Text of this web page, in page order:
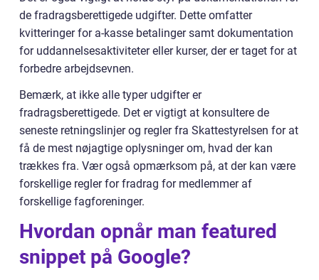
de fradragsberettigede udgifter. Dette omfatter
kvitteringer for a-kasse betalinger samt dokumentation
for uddannelsesaktiviteter eller kurser, der er taget for at
forbedre arbejdsevnen.
Bemærk, at ikke alle typer udgifter er
fradragsberettigede. Det er vigtigt at konsultere de
seneste retningslinjer og regler fra Skattestyrelsen for at
få de mest nøjagtige oplysninger om, hvad der kan
trækkes fra. Vær også opmærksom på, at der kan være
forskellige regler for fradrag for medlemmer af
forskellige fagforeninger.
Hvordan opnår man featured
snippet på Google?